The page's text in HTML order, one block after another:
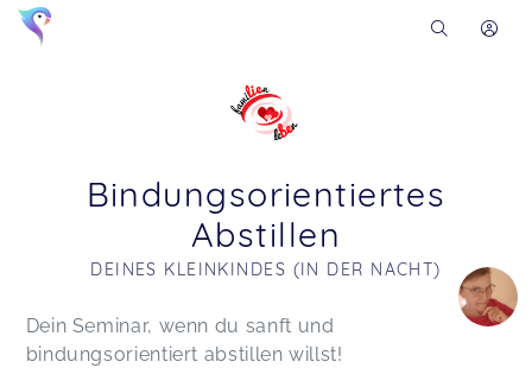
Bindungsorientiertes
Abstillen
DEINES KLEINKINDES (IN DER NACHT)
Soon you will learn more about me here...
Dein Seminar, wenn du sanft und
bindungsorientiert abstillen willst!